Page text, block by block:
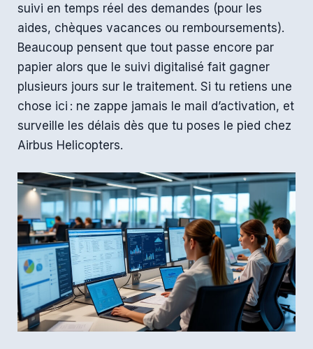
suivi en temps réel des demandes (pour les
aides, chèques vacances ou remboursements).
Beaucoup pensent que tout passe encore par
papier alors que le suivi digitalisé fait gagner
plusieurs jours sur le traitement. Si tu retiens une
chose ici : ne zappe jamais le mail d’activation, et
surveille les délais dès que tu poses le pied chez
Airbus Helicopters.